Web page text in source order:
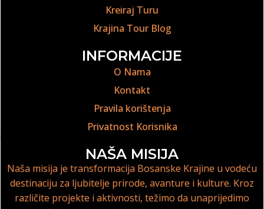
Kreiraj Turu
Krajina Tour Blog
INFORMACIJE
O Nama
Kontakt
Pravila korištenja
Privatnost Korisnika
NAŠA MISIJA
Naša misija je transformacija Bosanske Krajine u vodeću
destinaciju za ljubitelje prirode, avanture i kulture. Kroz
različite projekte i aktivnosti, težimo da unaprijedimo